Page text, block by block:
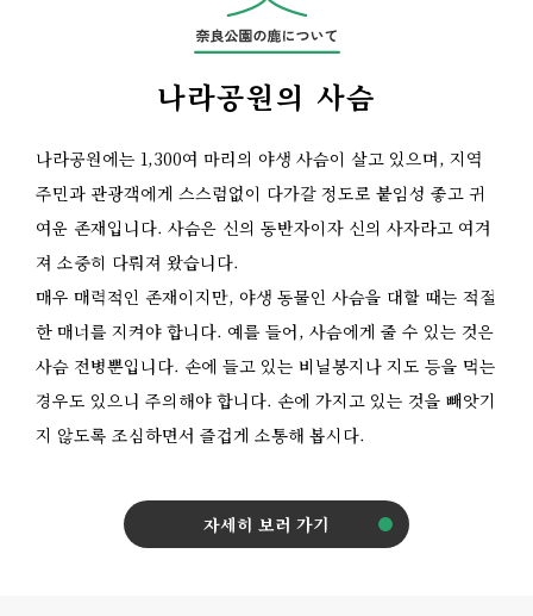
나라공원의 사슴
나라공원에는 1,300여 마리의 야생 사슴이 살고 있으며, 지역
주민과 관광객에게 스스럼없이 다가갈 정도로 붙임성 좋고 귀
여운 존재입니다. 사슴은 신의 동반자이자 신의 사자라고 여겨
져 소중히 다뤄져 왔습니다.
매우 매력적인 존재이지만, 야생 동물인 사슴을 대할 때는 적절
한 매너를 지켜야 합니다. 예를 들어, 사슴에게 줄 수 있는 것은
사슴 전병뿐입니다. 손에 들고 있는 비닐봉지나 지도 등을 먹는
경우도 있으니 주의해야 합니다. 손에 가지고 있는 것을 빼앗기
지 않도록 조심하면서 즐겁게 소통해 봅시다.
자세히 보러 가기